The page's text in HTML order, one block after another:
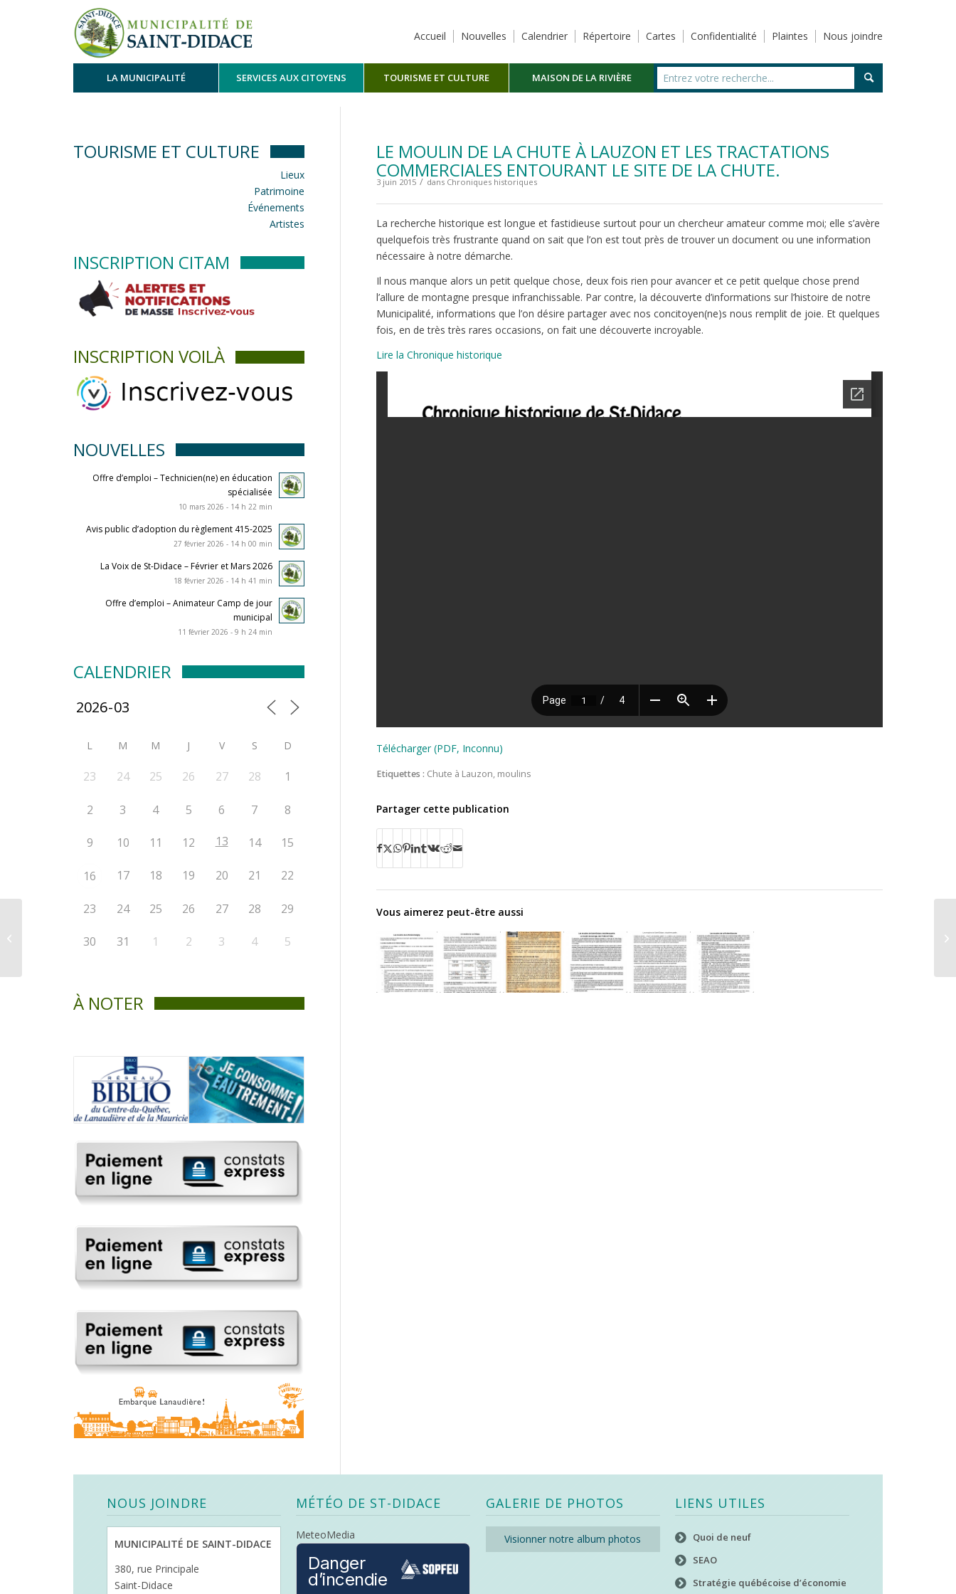
Accueil Nouvelles Calendrier Répertoire Cartes Confidentialité Plaintes Nous joindre
LA MUNICIPALITÉ SERVICES AUX CITOYENS TOURISME ET CULTURE MAISON DE LA RIVIÈRE
LE MOULIN DE LA CHUTE À LAUZON ET LES TRACTATIONS
COMMERCIALES ENTOURANT LE SITE DE LA CHUTE.
3 juin 2015 / dans Chroniques historiques
La recherche historique est longue et fastidieuse surtout pour un chercheur amateur comme moi; elle s’avère
quelquefois très frustrante quand on sait que l’on est tout près de trouver un document ou une information
nécessaire à notre démarche.
Il nous manque alors un petit quelque chose, deux fois rien pour avancer et ce petit quelque chose prend
l’allure de montagne presque infranchissable. Par contre, la découverte d’informations sur l’histoire de notre
Municipalité, informations que l’on désire partager avec nos concitoyen(ne)s nous remplit de joie. Et quelques
fois, en de très très rares occasions, on fait une découverte incroyable.
Lire la Chronique historique
Télécharger (PDF, Inconnu)
Etiquettes : Chute à Lauzon, moulins
Partager cette publication
Vous aimerez peut-être aussi
TOURISME ET CULTURE
Lieux
Patrimoine
Événements
Artistes
INSCRIPTION CITAM
INSCRIPTION VOILÀ
NOUVELLES
Offre d’emploi – Technicien(ne) en éducation
spécialisée
10 mars 2026 - 14 h 22 min
Avis public d’adoption du règlement 415-2025
27 février 2026 - 14 h 00 min
La Voix de St-Didace – Février et Mars 2026
18 février 2026 - 14 h 41 min
Offre d’emploi – Animateur Camp de jour
municipal
11 février 2026 - 9 h 24 min
CALENDRIER
L M M J V S D
23 24 25 26 27 28 1
2 3 4 5 6 7 8
9 10 11 12 13 14 15
16 17 18 19 20 21 22
23 24 25 26 27 28 29
30 31 1 2 3 4 5
À NOTER
NOUS JOINDRE
MUNICIPALITÉ DE SAINT-DIDACE
380, rue Principale
Saint-Didace
MÉTÉO DE ST-DIDACE
MeteoMedia
Danger
d’incendie
GALERIE DE PHOTOS
Visionner notre album photos
LIENS UTILES
Quoi de neuf
SEAO
Stratégie québécoise d’économie